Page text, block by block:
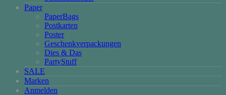
Paper
PaperBags
Postkarten
Poster
Geschenkverpackungen
Dies & Das
PartyStuff
SALE
Marken
Anmelden